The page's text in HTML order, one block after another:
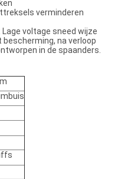
verminderen
voltage sneed wijze
na verloop
in de spaanders.